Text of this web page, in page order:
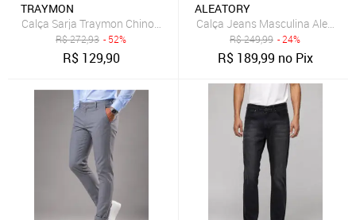
TRAYMON
Calça Sarja Traymon Chino Slim Cimento
R$272,93 - 52%
R$ 129,90
ALEATORY
Calça Jeans Masculina
R$249,99 - 24%
R$ 189,99 no Pix